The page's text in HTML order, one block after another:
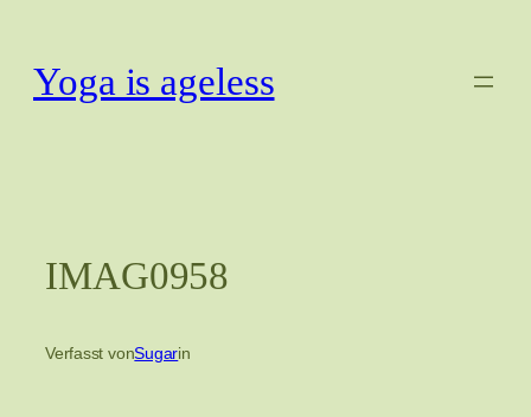
springen
Yoga is ageless
IMAG0958
Verfasst vonSugarin